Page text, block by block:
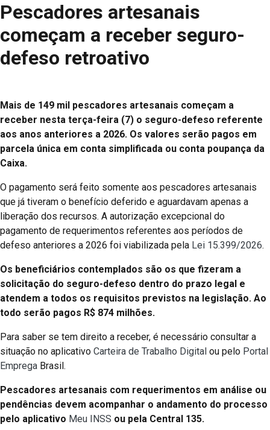
Pescadores artesanais
começam a receber seguro-
defeso retroativo
Mais de 149 mil pescadores artesanais começam a
receber nesta terça-feira (7) o seguro-defeso referente
aos anos anteriores a 2026. Os valores serão pagos em
parcela única em conta simplificada ou conta poupança da
Caixa.
O pagamento será feito somente aos pescadores artesanais
que já tiveram o benefício deferido e aguardavam apenas a
liberação dos recursos. A autorização excepcional do
pagamento de requerimentos referentes aos períodos de
defeso anteriores a 2026 foi viabilizada pela Lei 15.399/2026.
Os beneficiários contemplados são os que fizeram a
solicitação do seguro-defeso dentro do prazo legal e
atendem a todos os requisitos previstos na legislação. Ao
todo serão pagos R$ 874 milhões.
Para saber se tem direito a receber, é necessário consultar a
situação no aplicativo Carteira de Trabalho Digital ou pelo Portal
Emprega Brasil.
Pescadores artesanais com requerimentos em análise ou
pendências devem acompanhar o andamento do processo
pelo aplicativo Meu INSS ou pela Central 135.